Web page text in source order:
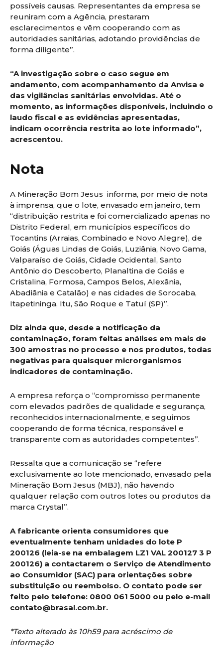
possíveis causas. Representantes da empresa se
reuniram com a Agência, prestaram
esclarecimentos e vêm cooperando com as
autoridades sanitárias, adotando providências de
forma diligente”.
“A investigação sobre o caso segue em
andamento, com acompanhamento da Anvisa e
das vigilâncias sanitárias envolvidas. Até o
momento, as informações disponíveis, incluindo o
laudo fiscal e as evidências apresentadas,
indicam ocorrência restrita ao lote informado”,
acrescentou.
Nota
A Mineração Bom Jesus informa, por meio de nota
à imprensa, que o lote, envasado em janeiro, tem
“distribuição restrita e foi comercializado apenas no
Distrito Federal, em municípios específicos do
Tocantins (Arraias, Combinado e Novo Alegre), de
Goiás (Águas Lindas de Goiás, Luziânia, Novo Gama,
Valparaíso de Goiás, Cidade Ocidental, Santo
Antônio do Descoberto, Planaltina de Goiás e
Cristalina, Formosa, Campos Belos, Alexânia,
Abadiânia e Catalão) e nas cidades de Sorocaba,
Itapetininga, Itu, São Roque e Tatuí (SP)”.
Diz ainda que, desde a notificação da
contaminação, foram feitas análises em mais de
300 amostras no processo e nos produtos, todas
negativas para quaisquer microrganismos
indicadores de contaminação.
A empresa reforça o “compromisso permanente
com elevados padrões de qualidade e segurança,
reconhecidos internacionalmente, e seguimos
cooperando de forma técnica, responsável e
transparente com as autoridades competentes”.
Ressalta que a comunicação se “refere
exclusivamente ao lote mencionado, envasado pela
Mineração Bom Jesus (MBJ), não havendo
qualquer relação com outros lotes ou produtos da
marca Crystal”.
A fabricante orienta consumidores que
eventualmente tenham unidades do lote P
200126 (leia-se na embalagem LZ1 VAL 200127 3 P
200126) a contactarem o Serviço de Atendimento
ao Consumidor (SAC) para orientações sobre
substituição ou reembolso. O contato pode ser
feito pelo telefone: 0800 061 5000 ou pelo e-mail
contato@brasal.com.br.
*Texto alterado às 10h59 para acréscimo de
informação